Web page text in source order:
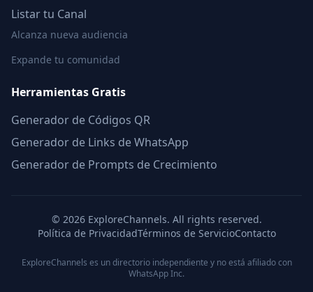
Listar tu Canal
Alcanza nueva audiencia
Expande tu comunidad
Herramientas Gratis
Generador de Códigos QR
Generador de Links de WhatsApp
Generador de Prompts de Crecimiento
© 2026ExploreChannels. All rights reserved.
Política de PrivacidadTérminos de ServicioContacto
ExploreChannels es un directorio independiente y no está afiliado con
WhatsApp Inc.